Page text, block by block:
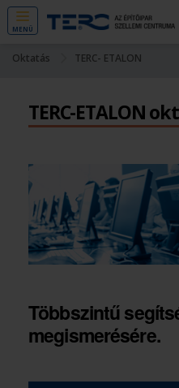
MENÜ
Oktatás TERC- ETALON
TERC-ETALON
Többszintű
megismerésére.